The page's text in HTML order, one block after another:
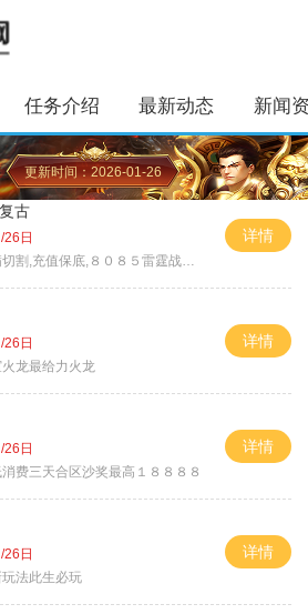
任务介绍 最新动态 新闻
更新时间：2026-01-26
古
26日
割,充值保底,８０８５雷霆战神微变
详情
26日
龙最给力火龙
详情
26日
消费三天合区沙奖最高１８８８８
详情
26日
法此生必玩
详情